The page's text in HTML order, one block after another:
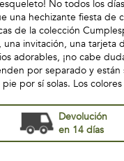
No todos los
una hechizante fiesta de
de la colección
invitación, una tarjeta
adorables, ¡no cabe
por separado y están
por sí solas. Los
Devolución
en 14 días